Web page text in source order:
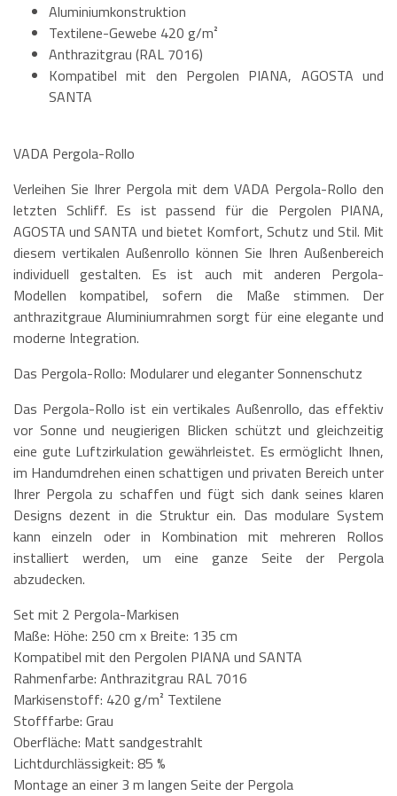
Aluminiumkonstruktion
Textilene-Gewebe 420 g/m²
Anthrazitgrau (RAL 7016)
Kompatibel mit den Pergolen PIANA, AGOSTA und
SANTA
VADA Pergola-Rollo
Verleihen Sie Ihrer Pergola mit dem VADA Pergola-Rollo den
letzten Schliff. Es ist passend für die Pergolen PIANA,
AGOSTA und SANTA und bietet Komfort, Schutz und Stil. Mit
diesem vertikalen Außenrollo können Sie Ihren Außenbereich
individuell gestalten. Es ist auch mit anderen Pergola-
Modellen kompatibel, sofern die Maße stimmen. Der
anthrazitgraue Aluminiumrahmen sorgt für eine elegante und
moderne Integration.
Das Pergola-Rollo: Modularer und eleganter Sonnenschutz
Das Pergola-Rollo ist ein vertikales Außenrollo, das effektiv
vor Sonne und neugierigen Blicken schützt und gleichzeitig
eine gute Luftzirkulation gewährleistet. Es ermöglicht Ihnen,
im Handumdrehen einen schattigen und privaten Bereich unter
Ihrer Pergola zu schaffen und fügt sich dank seines klaren
Designs dezent in die Struktur ein. Das modulare System
kann einzeln oder in Kombination mit mehreren Rollos
installiert werden, um eine ganze Seite der Pergola
abzudecken.
Set mit 2 Pergola-Markisen
Maße: Höhe: 250 cm x Breite: 135 cm
Kompatibel mit den Pergolen PIANA und SANTA
Rahmenfarbe: Anthrazitgrau RAL 7016
Markisenstoff: 420 g/m² Textilene
Stofffarbe: Grau
Oberfläche: Matt sandgestrahlt
Lichtdurchlässigkeit: 85 %
Montage an einer 3 m langen Seite der Pergola